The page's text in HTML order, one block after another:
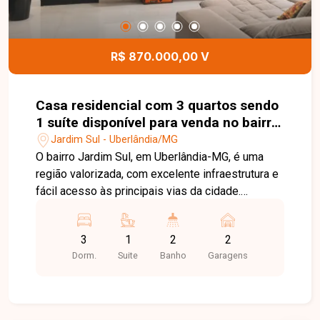
apartamento moderno, bem localizado e com
condomínio completo em uma das regiões que
mais crescem em Uberlândia. Entre em contato e
agende sua visita!
R$ 870.000,00 V
Casa residencial com 3 quartos sendo
1 suíte disponível para venda no bairro
Jardim Sul em Uberlândia-MG
Jardim Sul - Uberlândia/MG
O bairro Jardim Sul, em Uberlândia-MG, é uma
região valorizada, com excelente infraestrutura e
fácil acesso às principais vias da cidade.
restaurantes e diversos serviços, oferece
praticidade, conforto e qualidade de vida para
toda a família. Casa com aproximadamente
3
Dorm.
1
Suite
2
Banho
2
Garagens